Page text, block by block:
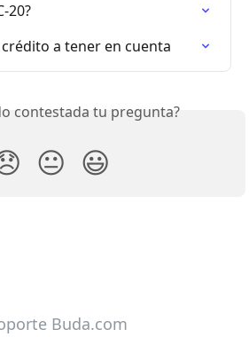
20?
a tener en cuenta
contestada tu pregunta?
😐 😃